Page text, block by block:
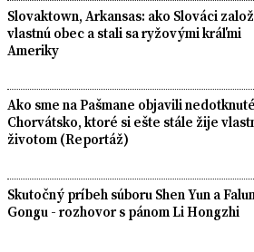
Slovaktown, Arkansas: ako Slováci
vlastnú obec a stali sa ryžovými kráľmi
Ameriky
Ako sme na Pašmane objavili nedotknuté
Chorvátsko, ktoré si ešte stále žije
životom (Reportáž)
Skutočný príbeh súboru Shen Yun a
Gongu - rozhovor s pánom Li Hongzhi